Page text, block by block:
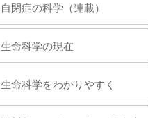
自閉症の科学（連載）
生命科学の現在
生命科学をわかりやすく